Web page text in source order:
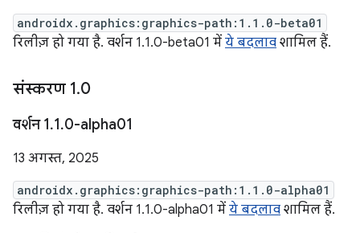
androidx.graphics:graphics-path:1.1.0-beta01
रिलीज़ हो गया है. वर्शन 1.1.0-beta01 में ये बदलाव शामिल हैं.
संस्करण 1.0
वर्शन 1.1.0-alpha01
13 अगस्त, 2025
androidx.graphics:graphics-path:1.1.0-alpha01
रिलीज़ हो गया है. वर्शन 1.1.0-alpha01 में ये बदलाव शामिल हैं.